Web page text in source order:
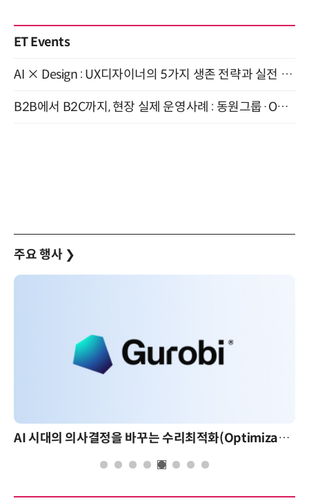
ET Events
AI × Design : UX디자이너의 5가지 생존 전략과 실전 대응 8월 28일 개최
B2B에서 B2C까지, 현장 실제 운영사례 : 동원그룹·OCI·다이닝브랜즈그룹·당근 (8/27)
주요 행사 ❯
AI 시대의 의사결정을 바꾸는 수리최적화(Optimization): 실제 산업 적용 사례와 활용 전략